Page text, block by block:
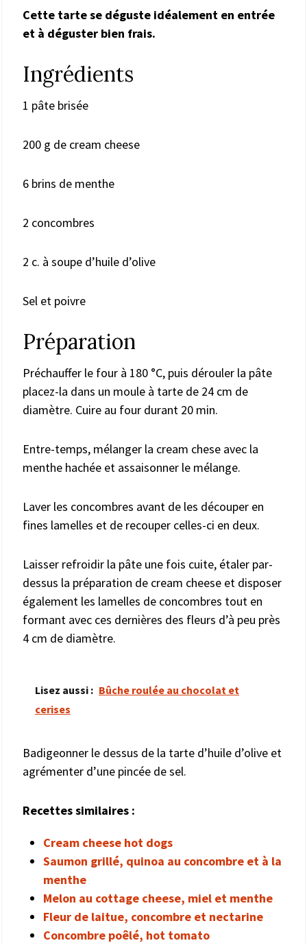
Cette tarte se déguste idéalement en entrée
et à déguster bien frais.
Ingrédients
1 pâte brisée
200 g de cream cheese
6 brins de menthe
2 concombres
2 c. à soupe d’huile d’olive
Sel et poivre
Préparation
Préchauffer le four à 180 °C, puis dérouler la pâte
placez-la dans un moule à tarte de 24 cm de
diamètre. Cuire au four durant 20 min.
Entre-temps, mélanger la cream chese avec la
menthe hachée et assaisonner le mélange.
Laver les concombres avant de les découper en
fines lamelles et de recouper celles-ci en deux.
Laisser refroidir la pâte une fois cuite, étaler par-
dessus la préparation de cream cheese et disposer
également les lamelles de concombres tout en
formant avec ces dernières des fleurs d’à peu près
4 cm de diamètre.
Lisez aussi : Bûche roulée au chocolat et
cerises
Badigeonner le dessus de la tarte d’huile d’olive et
agrémenter d’une pincée de sel.
Recettes similaires :
Cream cheese hot dogs
Saumon grillé, quinoa au concombre et à la
menthe
Melon au cottage cheese, miel et menthe
Fleur de laitue, concombre et nectarine
Concombre poêlé, hot tomato